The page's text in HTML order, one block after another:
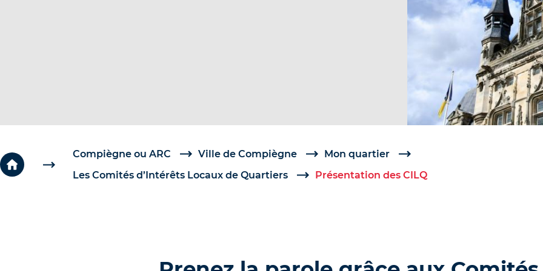
o
n
Compiègne ou ARC Ville de Compiègne
Mon quartier
Les Comités d’Intérêts Locaux de Quartiers
Présentation des CILQ